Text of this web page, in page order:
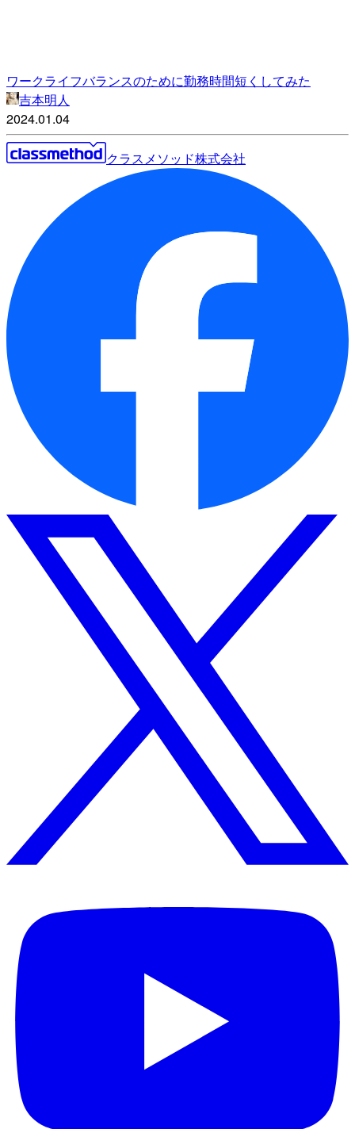
ワークライフバランスのために勤務時間短くしてみた
吉本明人
2024.01.04
クラスメソッド株式会社